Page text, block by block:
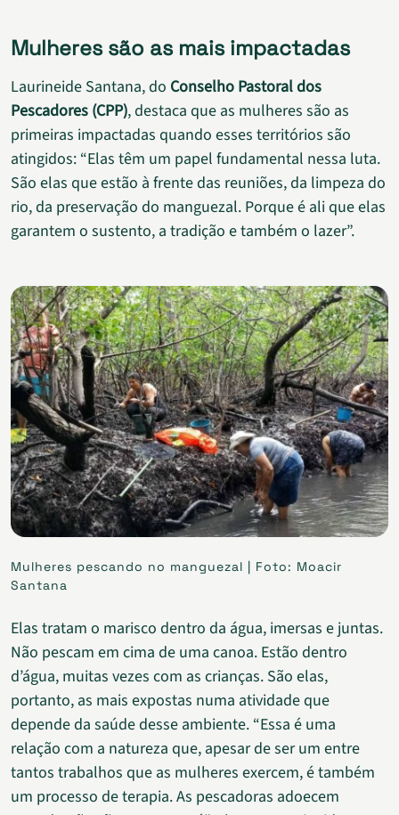
Mulheres são as mais impactadas
Laurineide Santana, do Conselho Pastoral dos
Pescadores (CPP), destaca que as mulheres são as
primeiras impactadas quando esses territórios são
atingidos: “Elas têm um papel fundamental nessa luta.
São elas que estão à frente das reuniões, da limpeza do
rio, da preservação do manguezal. Porque é ali que elas
garantem o sustento, a tradição e também o lazer”.
Mulheres pescando no manguezal | Foto: Moacir
Santana
Elas tratam o marisco dentro da água, imersas e juntas.
Não pescam em cima de uma canoa. Estão dentro
d’água, muitas vezes com as crianças. São elas,
portanto, as mais expostas numa atividade que
depende da saúde desse ambiente. “Essa é uma
relação com a natureza que, apesar de ser um entre
tantos trabalhos que as mulheres exercem, é também
um processo de terapia. As pescadoras adoecem